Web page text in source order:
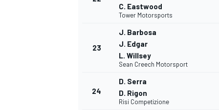
C. Eastwood
Tower Motorsports
23
J. Barbosa
J. Edgar
L. Willsey
Sean Creech Motorsport
24
D. Serra
D. Rigon
Risi Competizione